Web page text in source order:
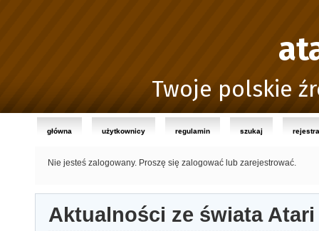
Twoje polskie
główna użytkownicy regulamin szukaj
Nie jesteś zalogowany. Proszę się zalogować lub zarejestrować.
Aktualności ze świata Atari